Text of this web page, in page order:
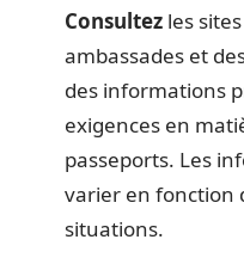
Consultez les
ambassades et
des informations
exigences en
passeports. Les
varier en fonction
situations.